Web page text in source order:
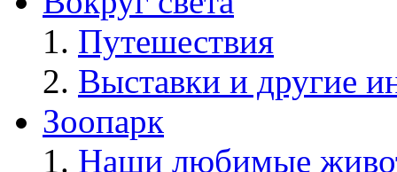
Путешествия
Выставки и другие
Зоопарк
Наши любимые